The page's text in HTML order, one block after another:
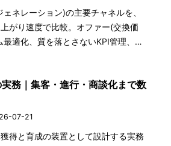
ネレーション)の主要チャネルを、
がり速度で比較。オファー(交換価
最適化、質を落とさないKPI管理、…
務｜集客・進行・商談化まで数
07-21
得と育成の装置として設計する実務